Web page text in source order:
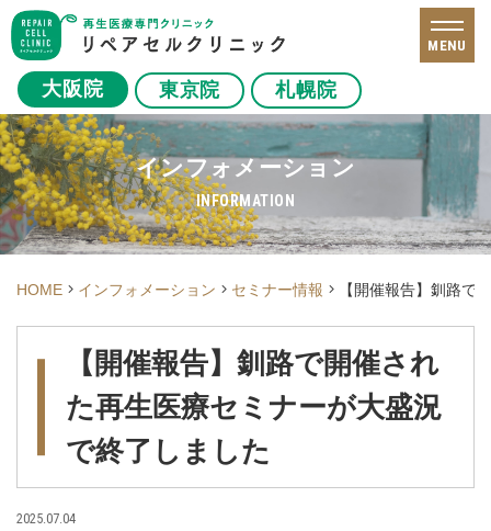
大阪院 東京院 札幌院
MENU
インフォメーション
INFORMATION
HOME インフォメーション セミナー情報 【開催報告】釧路で
【開催報告】釧路で開催され
た再生医療セミナーが大盛況
で終了しました
2025.07.04